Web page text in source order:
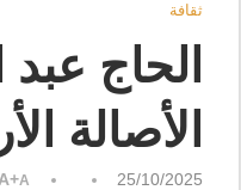
ثقافة
الحاج
الأصالة
25/10/2025
A+A-